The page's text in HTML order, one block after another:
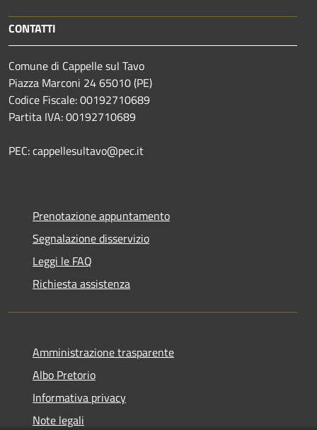
CONTATTI
Comune di Cappelle sul Tavo
Piazza Marconi 24 65010 (PE)
Codice Fiscale: 00192710689
Partita IVA: 00192710689
PEC: cappellesultavo@pec.it
Prenotazione appuntamento
Segnalazione disservizio
Leggi le FAQ
Richiesta assistenza
Amministrazione trasparente
Albo Pretorio
Informativa privacy
Note legali